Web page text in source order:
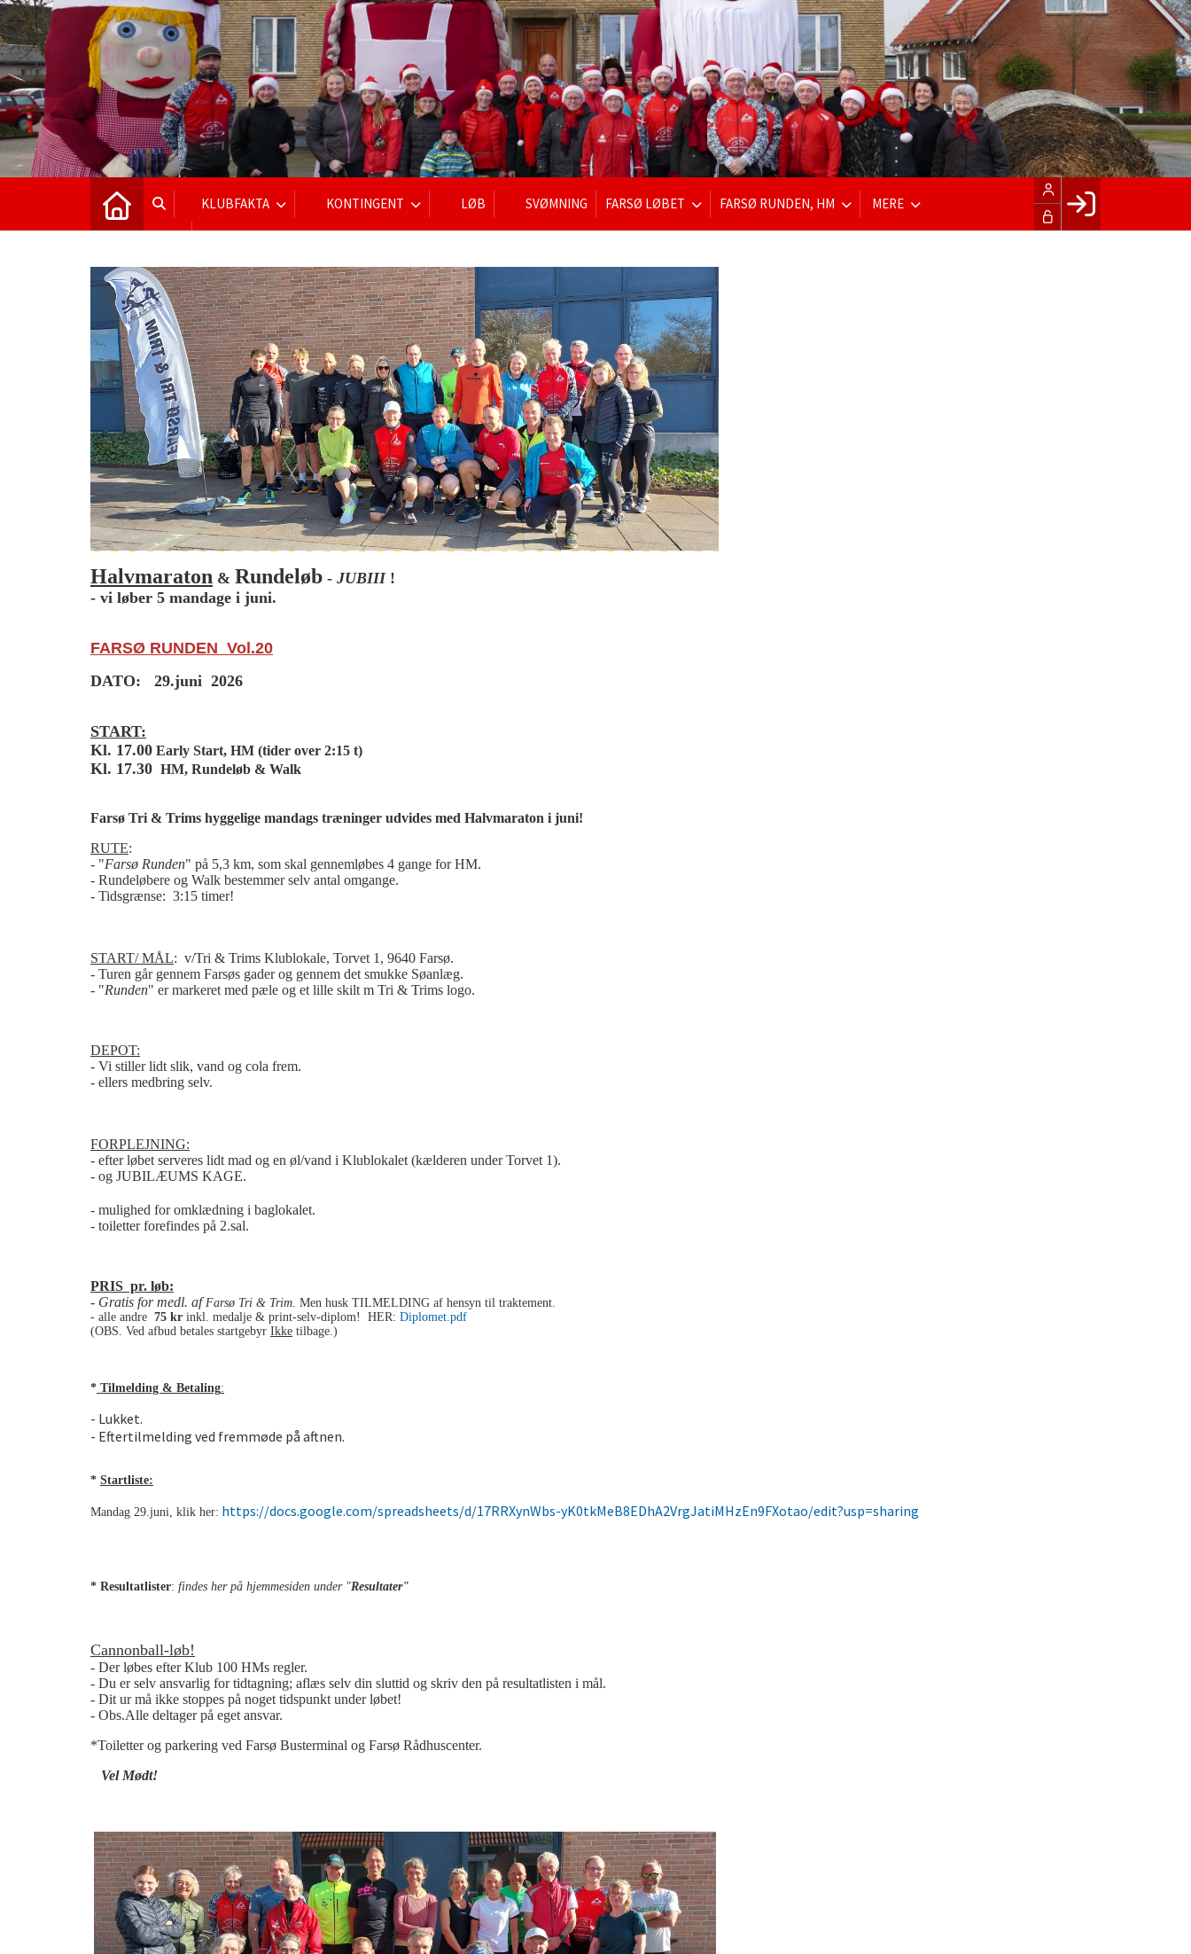
KLUBFAKTA KONTINGENT LØB SVØMNING FARSØ LØBET FARSØ RUNDEN, HM MERE
Halvmaraton & Rundeløb - JUBIII!
- vi løber 5 mandage i juni.
FARSØ RUNDEN Vol.20
DATO: 29.juni 2026
START:
Kl. 17.00 Early Start, HM (tider over 2:15 t)
Kl. 17.30 HM, Rundeløb & Walk
Farsø Tri & Trims hyggelige mandags træninger udvides med Halvmaraton i juni!
RUTE:
- "Farsø Runden" på 5,3 km, som skal gennemløbes 4 gange for HM.
- Rundeløbere og Walk bestemmer selv antal omgange.
- Tidsgrænse: 3:15 timer!
START/ MÅL: v/Tri & Trims Klublokale, Torvet 1, 9640 Farsø.
- Turen går gennem Farsøs gader og gennem det smukke Søanlæg.
- "Runden" er markeret med pæle og et lille skilt m Tri & Trims logo.
DEPOT:
- Vi stiller lidt slik, vand og cola frem.
- ellers medbring selv.
FORPLEJNING:
- efter løbet serveres lidt mad og en øl/vand i Klublokalet (kælderen under Torvet 1).
- og JUBILÆUMS KAGE.
- mulighed for omklædning i baglokalet.
- toiletter forefindes på 2.sal.
PRIS pr. løb:
- Gratis for medl. afFarsø Tri & Trim . Men husk TILMELDING af hensyn til traktement.
- alle andre 75 kr inkl. medalje & print-selv-diplom! HER: Diplomet.pdf
(OBS. Ved afbud betales startgebyr Ikke tilbage.)
* Tilmelding & Betaling:
- Lukket.
- Eftertilmelding ved fremmøde på aftnen.
* Startliste:
Mandag 29.juni, klik her: https://docs.google.com/spreadsheets/d/17RRXynWbs-yK0tkMeB8EDhA2VrgJatiMHzEn9FXotao/edit?usp=sharing
* Resultatlister: findes her på hjemmesiden under "Resultater"
Cannonball-løb!
- Der løbes efter Klub 100 HMs regler.
- Du er selv ansvarlig for tidtagning; aflæs selv din sluttid og skriv den på resultatlisten i mål.
- Dit ur må ikke stoppes på noget tidspunkt under løbet!
- Obs.Alle deltager på eget ansvar.
*Toiletter og parkering ved Farsø Busterminal og Farsø Rådhuscenter.
Vel Mødt!